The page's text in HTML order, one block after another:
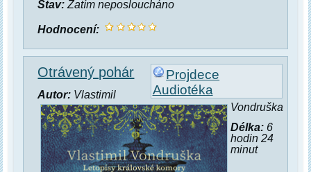
Stav:Zatím neposloucháno
Hodnocení:
Projdece
Audiotéka
Otrávený pohár
Autor: Vlastimil
Vondruška
Délka:6
hodin 24
minut